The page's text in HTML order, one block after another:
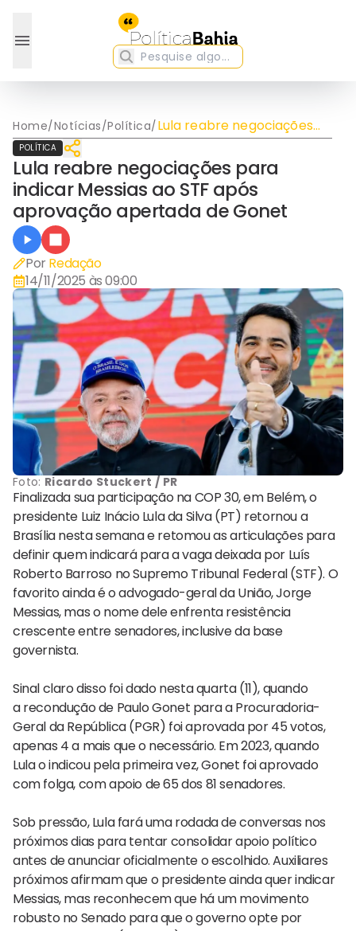
Home/Notícias/Política/Lula reabre negociações
para indicar Messias ao
STF após aprovação
apertada de Gonet
POLÍTICA
Lula reabre negociações para
indicar Messias ao STF após
aprovação apertada de Gonet
Por Redação
14/11/2025 às 09:00
Foto: Ricardo Stuckert / PR
Finalizada sua participação na COP 30, em Belém, o
presidente Luiz Inácio Lula da Silva (PT) retornou a
Brasília nesta semana e retomou as articulações para
definir quem indicará para a vaga deixada por Luís
Roberto Barroso no Supremo Tribunal Federal (STF). O
favorito ainda é o advogado-geral da União, Jorge
Messias, mas o nome dele enfrenta resistência
crescente entre senadores, inclusive da base
governista.
Sinal claro disso foi dado nesta quarta (11), quando
a recondução de Paulo Gonet para a Procuradoria-
Geral da República (PGR) foi aprovada por 45 votos,
apenas 4 a mais que o necessário. Em 2023, quando
Lula o indicou pela primeira vez, Gonet foi aprovado
com folga, com apoio de 65 dos 81 senadores.
Sob pressão, Lula fará uma rodada de conversas nos
próximos dias para tentar consolidar apoio político
antes de anunciar oficialmente o escolhido. Auxiliares
próximos afirmam que o presidente ainda quer indicar
Messias, mas reconhecem que há um movimento
robusto no Senado para que o governo opte por